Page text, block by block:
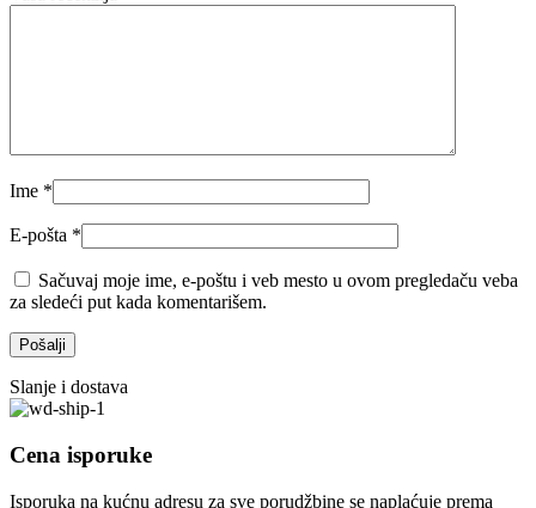
Ime *
E-pošta *
Sačuvaj moje ime, e-poštu i veb mesto u ovom pregledaču veba
za sledeći put kada komentarišem.
Slanje i dostava
Cena isporuke
Isporuka na kućnu adresu za sve porudžbine se naplaćuje prema